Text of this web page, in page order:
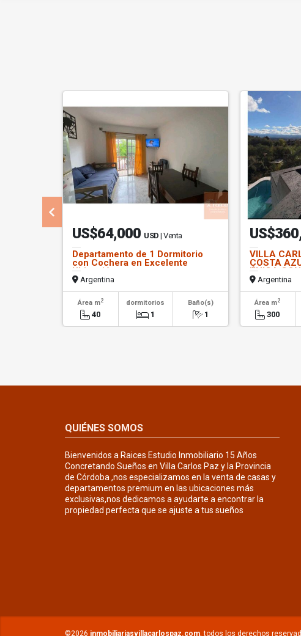
US$64,000 USD | Venta
Departamento de 1 Dormitorio
con Cochera en Excelente
Ubicación
Argentina
Área m2
40
dormitorios
1
Baño(s)
1
VILLA
COSTA
ÚNICA
Argentina
Área m2
300
QUIÉNES SOMOS
Bienvenidos a Raices Estudio Inmobiliario 15 Años
Concretando Sueños en Villa Carlos Paz y la Provincia
de Córdoba ,nos especializamos en la venta de casas y
departamentos premium en las ubicaciones más
exclusivas,nos dedicamos a ayudarte a encontrar la
propiedad perfecta que se ajuste a tus sueños
©2026 inmobiliariasvillacarlospaz.com, todos los derechos